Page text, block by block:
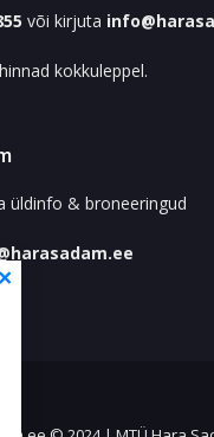
või kirjuta
kokkuleppel.
üldinfo & broneeringud